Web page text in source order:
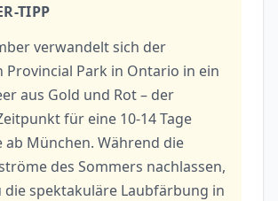
TIPP
verwandelt sich der
Provincial Park in Ontario in ein
aus Gold und Rot – der
für eine 10-14 Tage
ab München. Während die
des Sommers nachlassen,
die spektakuläre Laubfärbung in